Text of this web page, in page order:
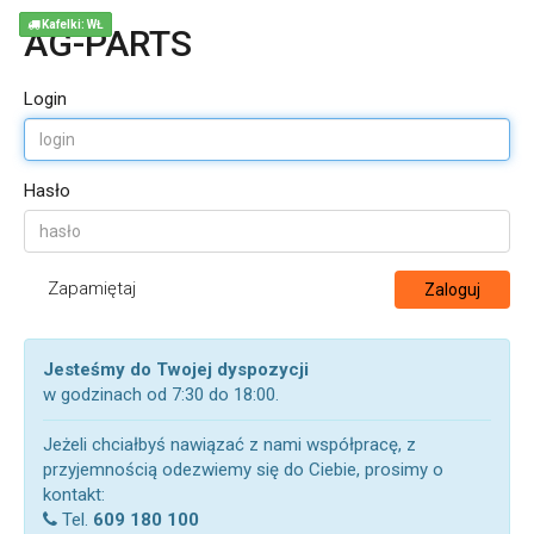
AG-PARTS
Login
Hasło
Zapamiętaj Zaloguj
Jesteśmy do Twojej dyspozycji
w godzinach od 7:30 do 18:00.
Jeżeli chciałbyś nawiązać z nami współpracę, z
przyjemnością odezwiemy się do Ciebie, prosimy o
kontakt:
Tel. 609 180 100
Kafelki: WŁ